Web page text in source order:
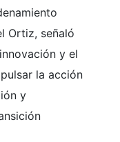
Ortiz, señaló
y el
la acción
y